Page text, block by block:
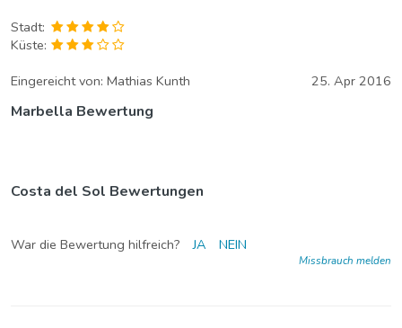
Stadt:
Küste:
Eingereicht von: Mathias Kunth 25. Apr 2016
Marbella Bewertung
Costa del Sol Bewertungen
War die Bewertung hilfreich? JA NEIN
Missbrauch melden